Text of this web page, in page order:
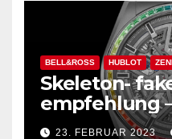
BELL&ROSS HUBLOT
Skeleton-
empfehlung
Design ist
23. FEBRUAR 2023